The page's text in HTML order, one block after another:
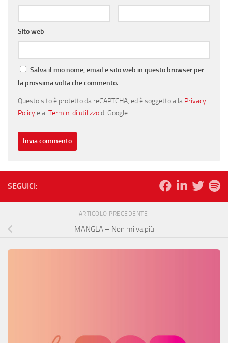
Sito web
Salva il mio nome, email e sito web in questo browser per
la prossima volta che commento.
Questo sito è protetto da reCAPTCHA, ed è soggetto alla Privacy
Policye ai Termini di utilizzodi Google.
SEGUICI:
ARTICOLO PRECEDENTE
MANGLA – Non mi va più